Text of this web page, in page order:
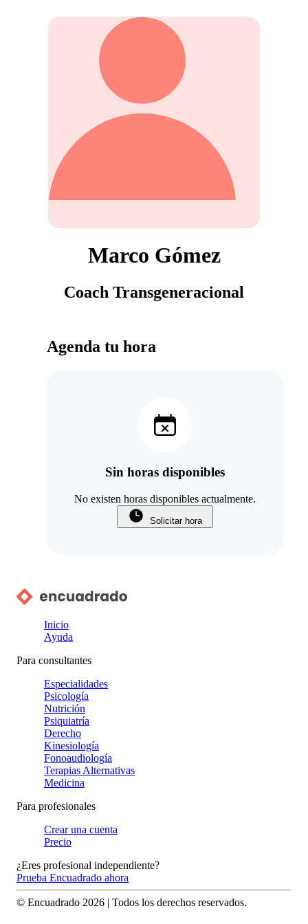
Marco Gómez
Coach Transgeneracional
Agenda tu hora
Sin horas disponibles
No existen horas disponibles actualmente.
Solicitar hora
Inicio
Ayuda
Para consultantes
Especialidades
Psicología
Nutrición
Psiquiatría
Derecho
Kinesiología
Fonoaudiología
Terapias Alternativas
Medicina
Para profesionales
Crear una cuenta
Precio
¿Eres profesional independiente?
Prueba Encuadrado ahora
© Encuadrado 2026 | Todos los derechos reservados.